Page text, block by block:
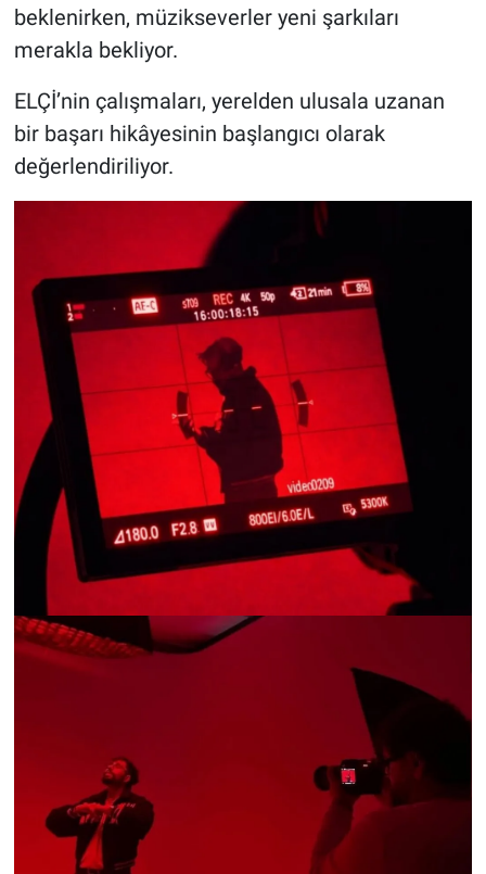
beklenirken, müzikseverler yeni şarkıları
merakla bekliyor.
ELÇİ’nin çalışmaları, yerelden ulusala uzanan
bir başarı hikâyesinin başlangıcı olarak
değerlendiriliyor.